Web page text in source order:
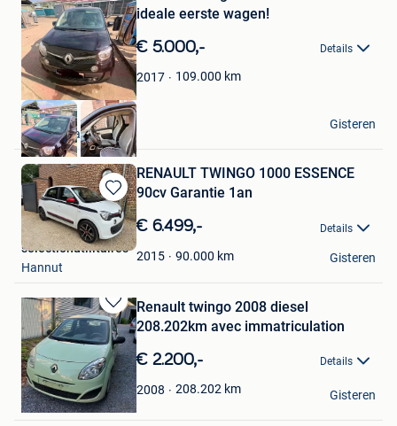
Bewaren
in
Mijn
Favorieten
ideale eerste wagen!
€ 5.000,- Details
2017 109.000 km
Naomi
Sint-Niklaas
Gisteren
Bewaren
in
Mijn
Favorieten
RENAULT TWINGO 1000 ESSENCE
90cv Garantie 1an
€ 6.499,- Details
2015 90.000 km
selectionutilitaires
Hannut
Gisteren
Bewaren
in
Mijn
Favorieten
Renault twingo 2008 diesel
208.202km avec immatriculation
€ 2.200,- Details
2008 208.202 km
Michel
Grivegnee
Gisteren